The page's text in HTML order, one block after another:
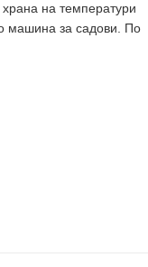
на температури
машина за садови. По